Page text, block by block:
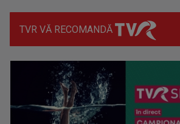
TVR VĂ RECOMANDĂ